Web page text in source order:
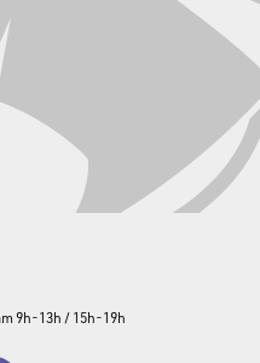
9h-13h / 15h-19h